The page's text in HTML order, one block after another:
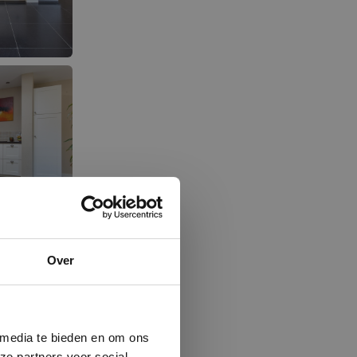
Over
te bieden en om ons
×
van